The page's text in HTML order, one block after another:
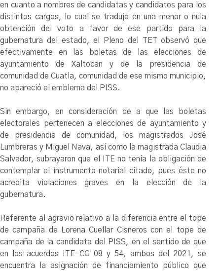
en cuanto a nombres de candidatas y candidatos para los
distintos cargos, lo cual se tradujo en una menor o nula
obtención del voto a favor de ese partido para la
gubernatura del estado, el Pleno del TET observó que
efectivamente en las boletas de las elecciones de
ayuntamiento de Xaltocan y de la presidencia de
comunidad de Cuatla, comunidad de ese mismo municipio,
no apareció el emblema del PISS.
Sin embargo, en consideración de a que las boletas
electorales pertenecen a elecciones de ayuntamiento y
de presidencia de comunidad, los magistrados José
Lumbreras y Miguel Nava, así como la magistrada Claudia
Salvador, subrayaron que el ITE no tenía la obligación de
contemplar el instrumento notarial citado, pues éste no
acredita violaciones graves en la elección de la
gubernatura.
Referente al agravio relativo a la diferencia entre el tope
de campaña de Lorena Cuellar Cisneros con el tope de
campaña de la candidata del PISS, en el sentido de que
en los acuerdos ITE-CG 08 y 54, ambos del 2021, se
encuentra la asignación de financiamiento público que